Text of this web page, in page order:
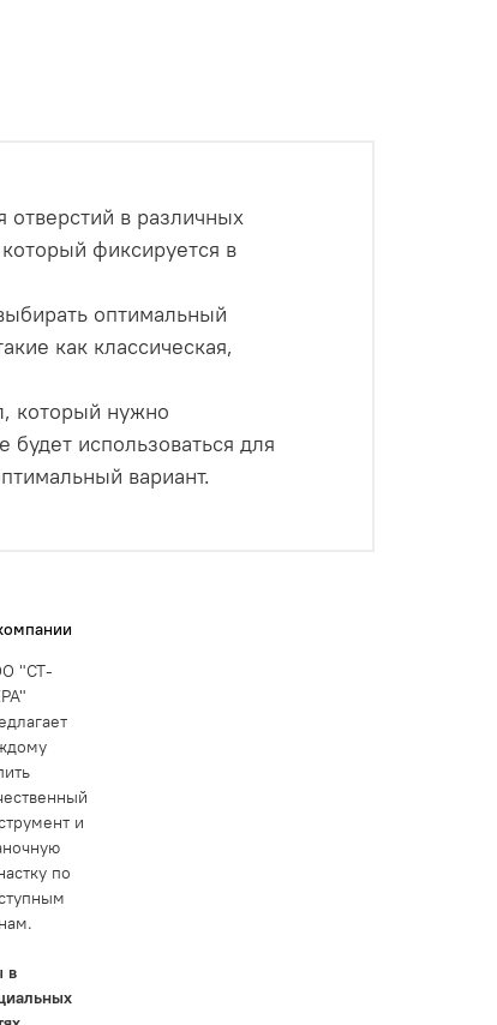
отверстий в различных
фиксируется в
оптимальный
как классическая,
который нужно
использоваться для
вариант.
"СТ-
и
по
в